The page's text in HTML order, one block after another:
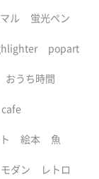
ル 蛍光ペン
popart
おうち時間
cafe
絵本 魚
モダン レトロ